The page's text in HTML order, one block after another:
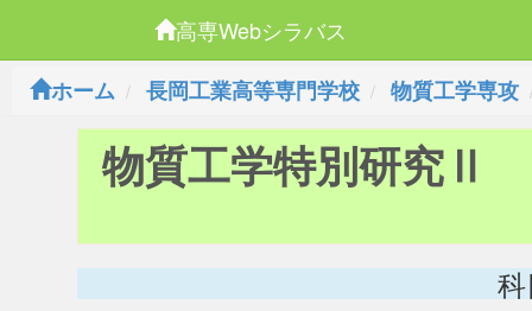
高専Webシラバス
ホーム
長岡工業高等専門学校 物質工学専攻
物質工学特別研究Ⅱ